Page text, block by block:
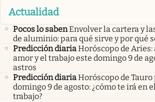
Actualidad
Pocos lo sabenEnvolver la cartera y
de aluminio: para qué sirve y por qué
Predicción diariaHoróscopo de Aries:
amor y el trabajo este domingo 9 de
astros
Predicción diariaHoróscopo de Tauro
domingo 9 de agosto: ¿cómo te irá en
trabajo?